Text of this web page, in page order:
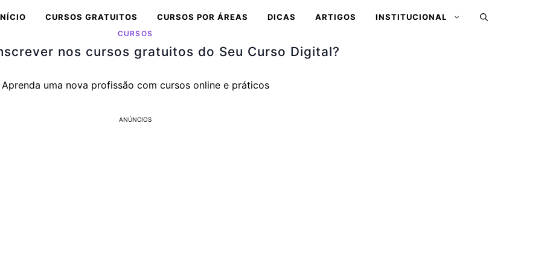
CURSOS GRATUITOS CURSOS POR ÁREAS DICAS ARTIGOS INSTITUCIONAL
CURSOS
nos cursos gratuitos do Seu Curso Digital?
Aprenda uma nova profissão com cursos online e práticos
ANÚNCIOS